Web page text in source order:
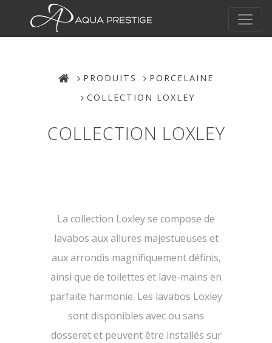
PRODUITS
PORCELAINE
COLLECTION LOXLEY
COLLECTION LOXLEY
La collection Loxley se compose de
lavabos aux allures majestueuses et
aux arrondis magnifiquement définis,
ainsi que de toilettes et lave-mains en
parfaite harmonie. Les lavabos Loxley
sont disponibles avec ou sans
dosseret et peuvent être installés sur